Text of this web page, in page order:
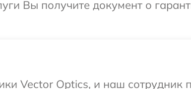
Вы получите документ о
Vector Optics, и наш сотрудник